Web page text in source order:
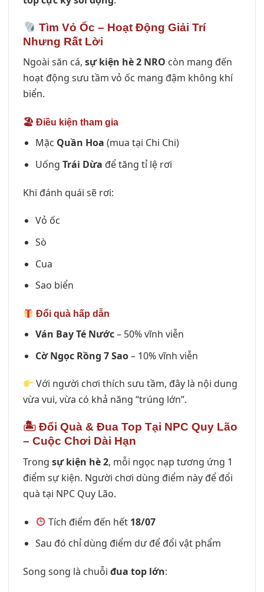
Tìm Vỏ Ốc – Hoạt Động Giải Trí
Nhưng Rất Lời
Ngoài săn cá, sự kiện hè 2 NRO còn mang đến
hoạt động sưu tầm vỏ ốc mang đậm không khí
biển.
🏖 Điều kiện tham gia
Mặc Quần Hoa (mua tại Chi Chi)
Uống Trái Dừa để tăng tỉ lệ rơi
Khi đánh quái sẽ rơi:
Vỏ ốc
Sò
Cua
Sao biển
Đổi quà hấp dẫn
Ván Bay Té Nước– 50% vĩnh viễn
Cờ Ngọc Rồng 7 Sao– 10% vĩnh viễn
Với người chơi thích sưu tầm, đây là nội dung
vừa vui, vừa có khả năng “trúng lớn”.
🏝 Đổi Quà & Đua Top Tại NPC Quy Lão
– Cuộc Chơi Dài Hạn
Trong sự kiện hè 2, mỗi ngọc nạp tương ứng 1
điểm sự kiện. Người chơi dùng điểm này để đổi
quà tại NPC Quy Lão.
Tích điểm đến hết 18/07
Sau đó chỉ dùng điểm dư để đổi vật phẩm
Song song là chuỗi đua top lớn: